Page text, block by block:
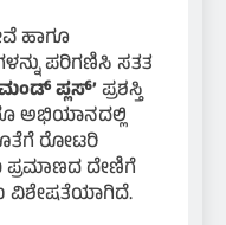
ಹಾಗೂ
ಪರಿಗಣಿಸಿ ಸತತ
ಪ್ಲಸ್’ಪ್ರಶಸ್ತಿ
ಅಭಿಯಾನದಲ್ಲಿ
ರೋಟರಿ
ದೇಣಿಗೆ
ವಿಶೇಷತೆಯಾಗಿದೆ.